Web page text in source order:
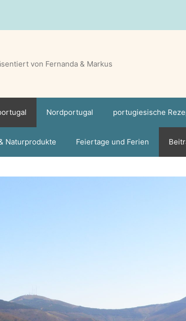
von Fernanda & Markus
Nordportugal portugiesische
Naturprodukte Feiertage und Ferien